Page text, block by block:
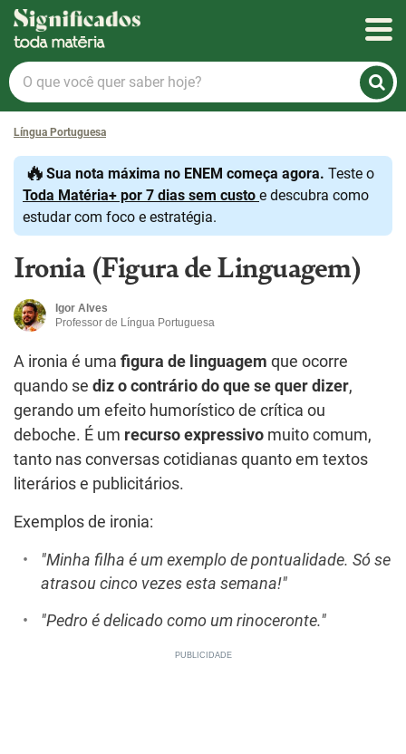
Significados
O
que
você
quer
saber
hoje?
Língua Portuguesa
🔥Sua nota máxima no ENEM começa agora. Teste o
Toda Matéria+ por 7 dias sem custo e descubra como
estudar com foco e estratégia.
Ironia (Figura de Linguagem)
Igor Alves
Professor de Língua Portuguesa
A ironia é uma figura de linguagem que ocorre
quando se diz o contrário do que se quer dizer,
gerando um efeito humorístico de crítica ou
deboche. É um recurso expressivo muito comum,
tanto nas conversas cotidianas quanto em textos
literários e publicitários.
Exemplos de ironia:
"Minha filha é um exemplo de pontualidade. Só se
atrasou cinco vezes esta semana!"
"Pedro é delicado como um rinoceronte."